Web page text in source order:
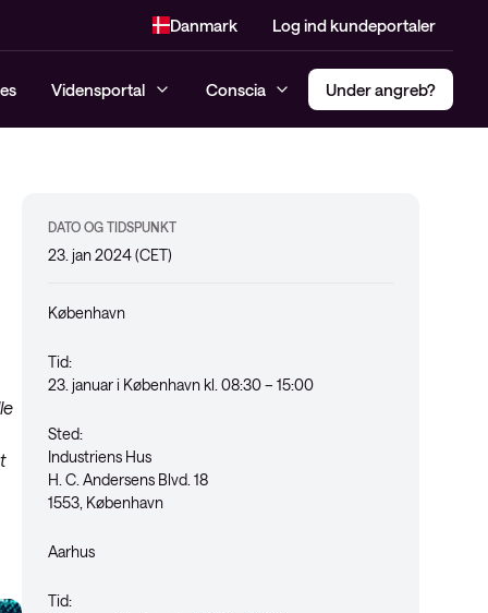
Danmark Log ind kundeportaler
Incident response Hotline
Threat Alert
Managed Detection and
Response (MDR)
Compliance
Konsulenttjenester
Cybersikkerhedsanalyse
NIS2
Modenhedsanalyse
CIS-kontroller Assessment
Multi Factor Authentification
(MFA)
SASE
Privileged Access Management
(PAM)
Vidensportal Conscia Under angreb?
DATO OG TIDSPUNKT
23. jan 2024 (CET)
København
Tid:
23. januar i København kl. 08:30 – 15:00
Sted:
Industriens Hus
H. C. Andersens Blvd. 18
1553, København
Aarhus
Tid: